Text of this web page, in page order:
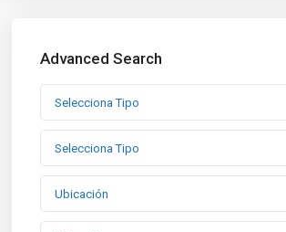
Advanced Search
Selecciona Tipo
Selecciona Tipo
Ubicación